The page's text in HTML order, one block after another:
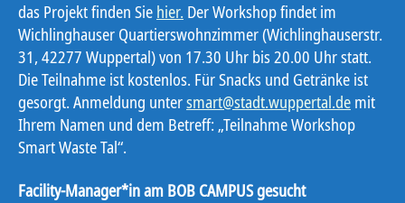
das Projekt finden Sie hier. Der Workshop findet im
Wichlinghauser Quartierswohnzimmer (Wichlinghauserstr.
31, 42277 Wuppertal) von 17.30 Uhr bis 20.00 Uhr statt.
Die Teilnahme ist kostenlos. Für Snacks und Getränke ist
gesorgt. Anmeldung untersmart@stadt.wuppertal.de mit
Ihrem Namen und dem Betreff: „Teilnahme Workshop
Smart Waste Tal“.
Facility-Manager*in am BOB CAMPUS gesucht